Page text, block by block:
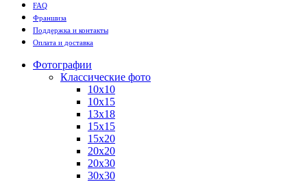
FAQ
Франшиза
Поддержка и контакты
Оплата и доставка
Фотографии
Классические фото
10х10
10х15
13х18
15х15
15х20
20х20
20х30
30х30